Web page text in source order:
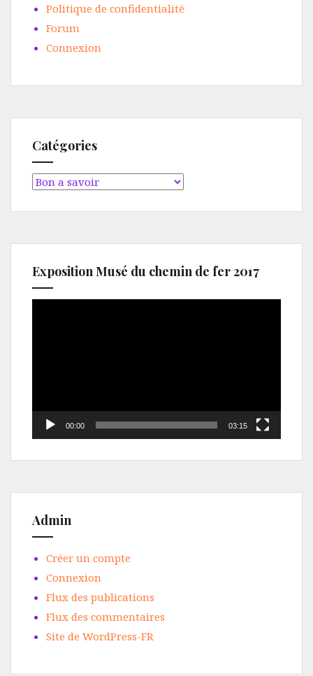
Politique de confidentialité
Forum
Connexion
Catégories
Catégories
Exposition Musé du chemin de fer 2017
00:00 03:15
Admin
Créer un compte
Connexion
Flux des publications
Flux des commentaires
Site de WordPress-FR